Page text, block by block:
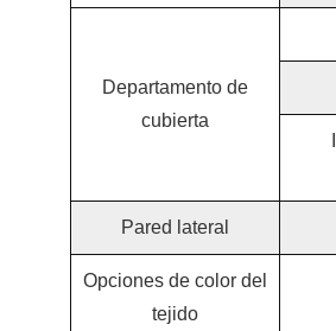
Departamento de
cubierta
Pared lateral
Opciones de color del
tejido